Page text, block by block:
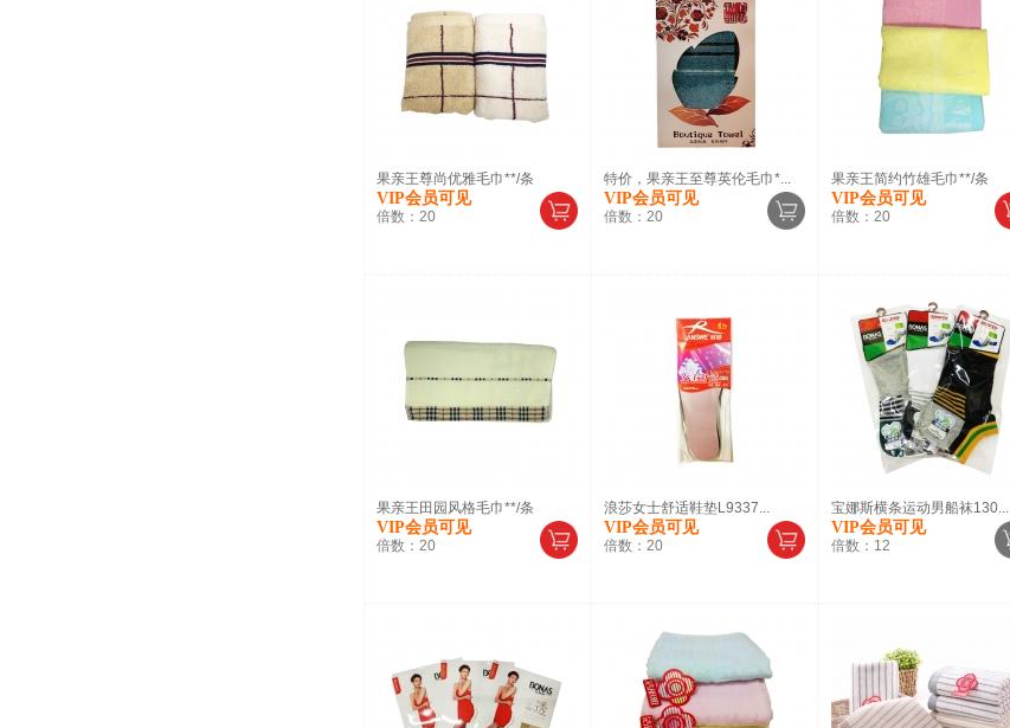
果亲王尊尚优雅毛巾**/条
VIP会员可见
倍数： 20
特价，果亲王至尊英伦毛巾*...
VIP会员可见
倍数： 20
果亲王简约竹雄毛巾**/条
VIP会员可见
倍数： 20
果亲王田园风格毛巾**/条
VIP会员可见
倍数： 20
浪莎女士舒适鞋垫L9337...
VIP会员可见
倍数： 20
宝娜斯横条运动男船袜130...
VIP会员可见
倍数： 12